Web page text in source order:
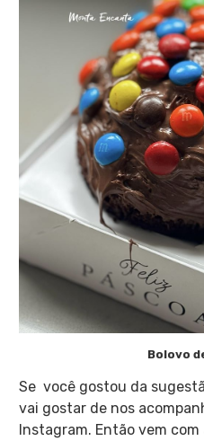
Bolovo
Se você gostou da
vai gostar de nos
Instagram. Então vem